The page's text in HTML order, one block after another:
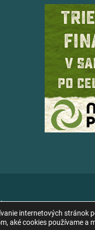
internetových stránok
aké cookies používame a